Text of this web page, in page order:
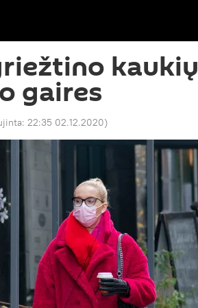
kaukių
gaires
22:35 02.12.2020)